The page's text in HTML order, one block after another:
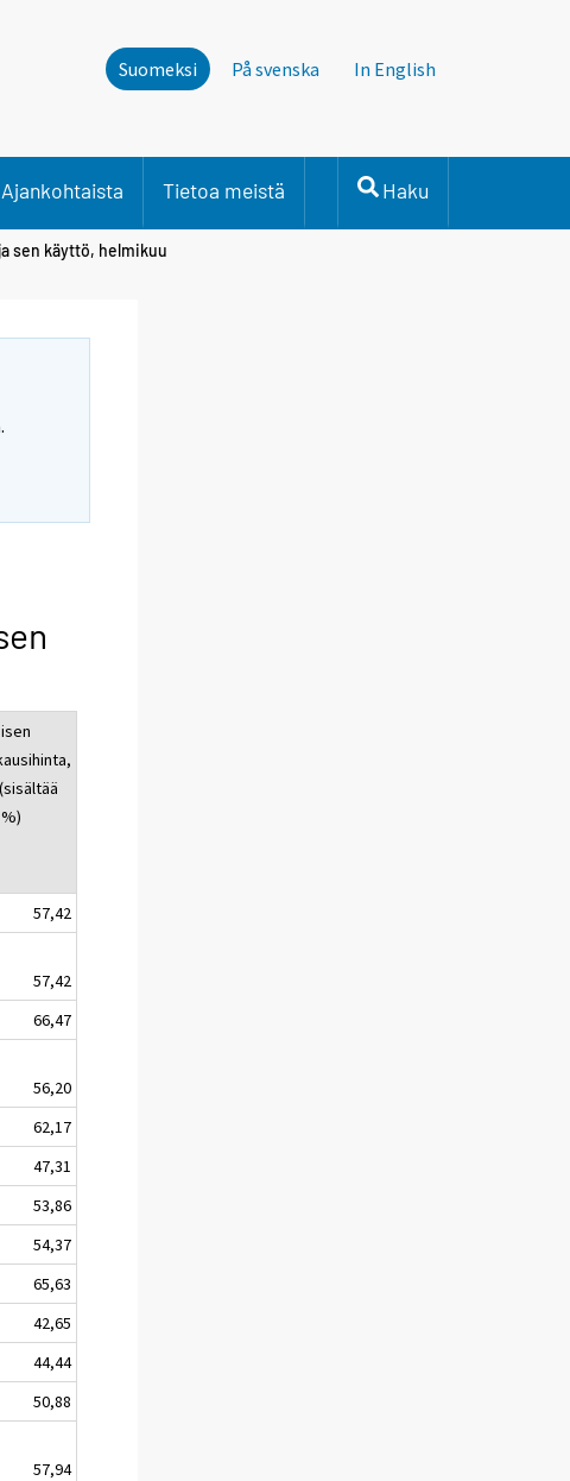
Suomeksi På svenska In English
Ajankohtaista Tietoa meistä Haku
sen käyttö, helmikuu
57,42
57,42
66,47
56,20
62,17
47,31
53,86
54,37
65,63
42,65
44,44
50,88
57,94